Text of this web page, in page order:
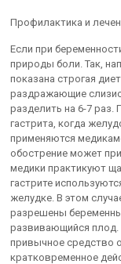
Профилактика и
Если при
природы боли. Так,
показана строгая
раздражающие
разделить на 6-7 раз.
гастрита, когда
применяются
обострение может
медики практикуют
гастрите
желудке. В этом
разрешены
развивающийся плод.
привычное средство
кратковременное